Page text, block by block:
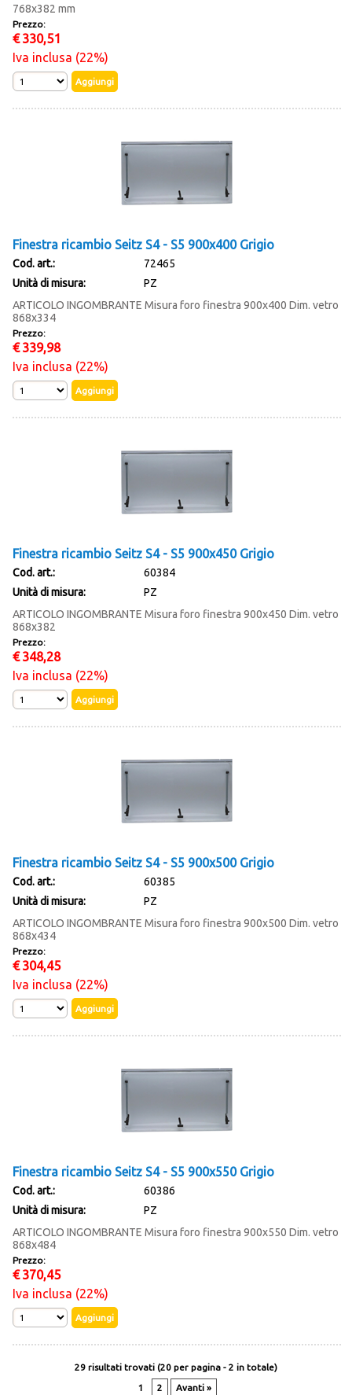
768x382 mm
Prezzo:
€ 330,51
Iva inclusa (22%)
Finestra ricambio Seitz S4 - S5 900x400 Grigio
Cod. art.:
72465
Unità di misura:
PZ
ARTICOLO INGOMBRANTE Misura foro finestra 900x400 Dim. vetro
868x334
Prezzo:
€ 339,98
Iva inclusa (22%)
Finestra ricambio Seitz S4 - S5 900x450 Grigio
Cod. art.:
60384
Unità di misura:
PZ
ARTICOLO INGOMBRANTE Misura foro finestra 900x450 Dim. vetro
868x382
Prezzo:
€ 348,28
Iva inclusa (22%)
Finestra ricambio Seitz S4 - S5 900x500 Grigio
Cod. art.:
60385
Unità di misura:
PZ
ARTICOLO INGOMBRANTE Misura foro finestra 900x500 Dim. vetro
868x434
Prezzo:
€ 304,45
Iva inclusa (22%)
Finestra ricambio Seitz S4 - S5 900x550 Grigio
Cod. art.:
60386
Unità di misura:
PZ
ARTICOLO INGOMBRANTE Misura foro finestra 900x550 Dim. vetro
868x484
Prezzo:
€ 370,45
Iva inclusa (22%)
29 risultati trovati (20 per pagina - 2 in totale)
1
2 Avanti »